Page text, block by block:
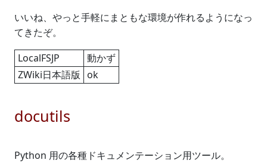
いいね、やっと手軽にまともな環境が作れるようになっ
てきたぞ。
LocalFSJP
動かず
ZWiki日本語版
ok
docutils
Python 用の各種ドキュメンテーション用ツール。